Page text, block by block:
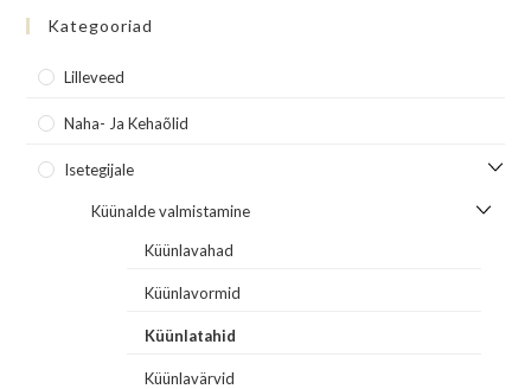
Kategooriad
Lilleveed
Naha- Ja Kehaõlid
Isetegijale
Küünalde valmistamine
Küünlavahad
Küünlavormid
Küünlatahid
Küünlavärvid